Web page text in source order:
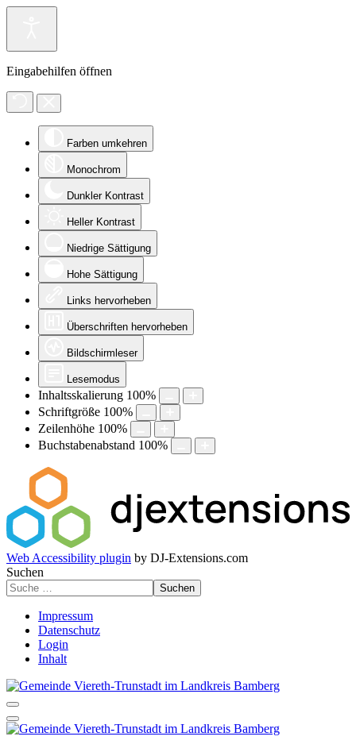
Eingabehilfen öffnen
Farben umkehren
Monochrom
Dunkler Kontrast
Heller Kontrast
Niedrige Sättigung
Hohe Sättigung
Links hervorheben
Überschriften hervorheben
Bildschirmleser
Lesemodus
Inhaltsskalierung 100%
Schriftgröße 100%
Zeilenhöhe 100%
Buchstabenabstand 100%
Web Accessibility plugin by DJ-Extensions.com
Suchen
Suchen
Impressum
Datenschutz
Login
Inhalt